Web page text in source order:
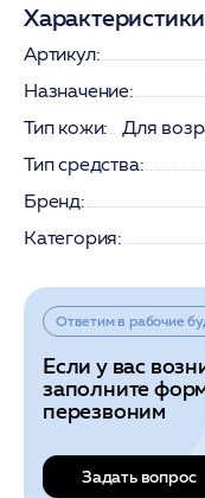
Характеристики
Артикул:
Назначение:
Тип кожи:
Для
Тип средства:
Бренд:
Категория:
Ответим в рабочие
Если у вас
заполните
перезвоним
Задать вопрос